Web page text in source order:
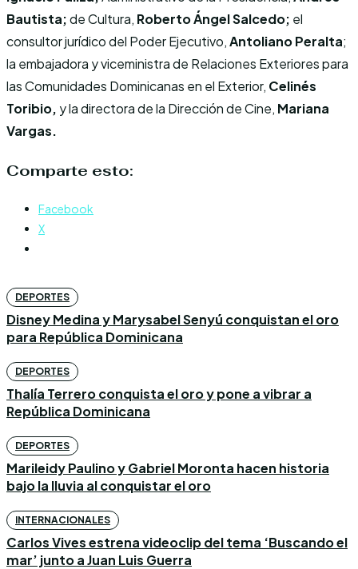
Bautista;de Cultura, Roberto Ángel Salcedo; el
consultor jurídico del Poder Ejecutivo,Antoliano Peralta;
la embajadora y viceministra de Relaciones Exteriores para
las Comunidades Dominicanas en el Exterior, Celinés
Toribio, y la directora de la Dirección de Cine, Mariana
Vargas.
Comparte esto:
Facebook
X
DEPORTES
Disney Medina y Marysabel Senyú conquistan el oro
para República Dominicana
DEPORTES
Thalía Terrero conquista el oro y pone a vibrar a
República Dominicana
DEPORTES
Marileidy Paulino y Gabriel Moronta hacen historia
bajo la lluvia al conquistar el oro
INTERNACIONALES
Carlos Vives estrena videoclip del tema ‘Buscando el
mar’ junto a Juan Luis Guerra